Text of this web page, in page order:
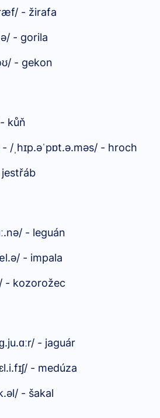
- žirafa
- gorila
ʊ/ - gekon
kůň
- / hɪp.əˈpɒt.ə.məs/ - hroch
.nə/ - leguán
- impala
- kozorožec
.ju.ɑːr/ - jaguár
ɪʃ/ - medúza
- šakal